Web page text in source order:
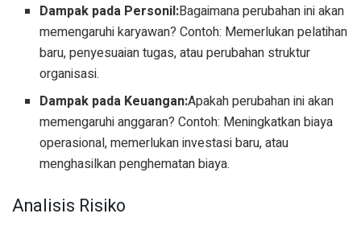
Dampak pada Personil:Bagaimana perubahan ini akan
memengaruhi karyawan? Contoh: Memerlukan pelatihan
baru, penyesuaian tugas, atau perubahan struktur
organisasi.
Dampak pada Keuangan:Apakah perubahan ini akan
memengaruhi anggaran? Contoh: Meningkatkan biaya
operasional, memerlukan investasi baru, atau
menghasilkan penghematan biaya.
Analisis Risiko